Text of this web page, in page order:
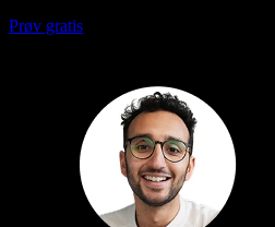
Prøv gratis